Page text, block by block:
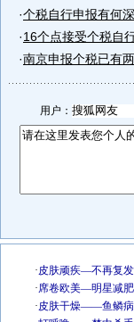
·个税自行申报有何
·16个点接受个税自
·南京申报个税已有
用户：